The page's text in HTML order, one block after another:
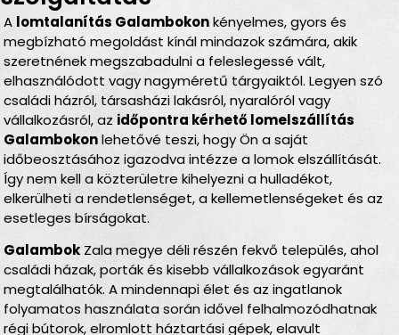
A lomtalanítás Galambokonkényelmes, gyors és
megbízható megoldást kínál mindazok számára, akik
szeretnének megszabadulni a feleslegessé vált,
elhasználódott vagy nagyméretű tárgyaiktól. Legyen szó
családi házról, társasházi lakásról, nyaralóról vagy
vállalkozásról, az időpontra kérhető lomelszállítás
Galambokonlehetővé teszi, hogy Ön a saját
időbeosztásához igazodva intézze a lomok elszállítását.
Így nem kell a közterületre kihelyezni a hulladékot,
elkerülheti a rendetlenséget, a kellemetlenségeket és az
esetleges bírságokat.
GalambokZala megye déli részén fekvő település, ahol
családi házak, porták és kisebb vállalkozások egyaránt
megtalálhatók. A mindennapi élet és az ingatlanok
folyamatos használata során idővel felhalmozódhatnak
régi bútorok, elromlott háztartási gépek, elavult